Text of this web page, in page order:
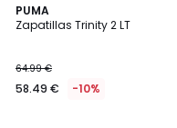
PUMA
Zapatillas Trinity 2 LT
64.99 €
58.49 € -10%
2
Colores